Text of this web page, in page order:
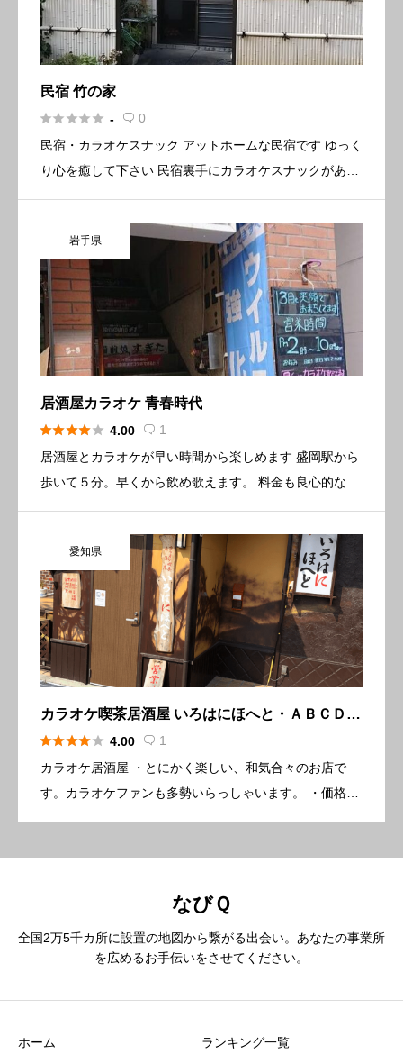
民宿 竹の家
 -  0
民宿・カラオケスナック アットホームな民宿です ゆっく
り心を癒して下さい 民宿裏手にカラオケスナックがあり
ます。毎日 地元のお客様、観光客で賑わっています。是
非 一度 遊びに来て下さい。 毎晩カラオケで大熱唱！！
基本情 […]
岩手県
居酒屋カラオケ 青春時代
 4.00  1
居酒屋とカラオケが早い時間から楽しめます 盛岡駅から
歩いて５分。早くから飲め歌えます。 料金も良心的なお
ます、１度岩手に来たら寄ってみてください。 後悔はさ
せませんよ、 […]
愛知県
カラオケ喫茶居酒屋 いろはにほへと・ＡＢＣＤＥ
 4.00  1
カラオケ居酒屋 ・とにかく楽しい、和気合々のお店で
す。カラオケファンも多勢いらっしゃいます。 ・価格も
御安心でき、パーティー・小宴会に御利用頂いていま
なびＱ
全国2万5千カ所に設置の地図から繋がる出会い。あなたの事業所
を広めるお手伝いをさせてください。
ホーム ランキング一覧